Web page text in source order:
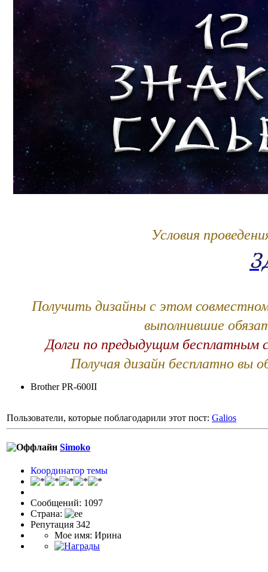
Условия
Получить дизайны с этом
выполнившие
Долги по предыдущим
Получая дизайн бесплатно вы
Brother PR-600II
Пользователи, которые поблагодарили этот пост: Galios
Simoko
Координатор темы
Сообщений: 1097
Страна:
Репутация 342
Мое имя: Ирина